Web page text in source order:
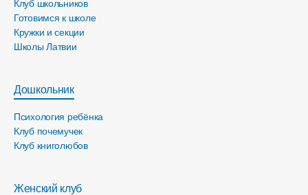
Клуб школьников
Готовимся к школе
Кружки и секции
Школы Латвии
Дошкольник
Психология ребёнка
Клуб почемучек
Клуб книголюбов
Женский клуб